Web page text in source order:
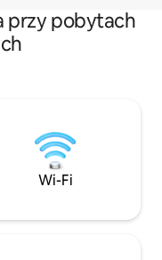
przy pobytach
Wi-Fi